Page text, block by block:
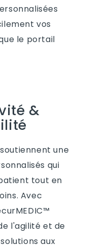
vos
le portail
&
une
qui
tout en
Avec
l'agilité et de
aux